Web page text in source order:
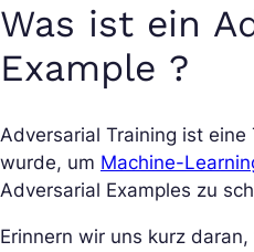
Was ist ein
Example ?
Adversarial Training ist
wurde, um Machine-
Adversarial Examples zu
Erinnern wir uns kurz daran,